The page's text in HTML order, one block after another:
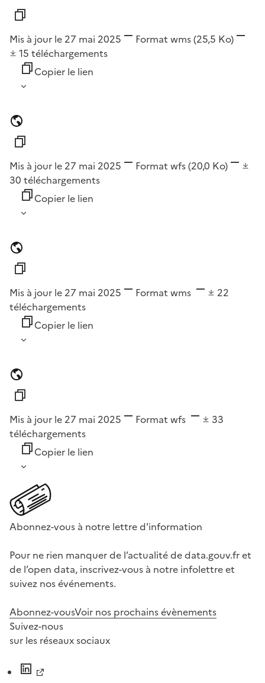
Mis à jour le 27 mai 2025 Format wms(25,5 Ko)
15 téléchargements
Copier le lien
Mis à jour le 27 mai 2025 Format wfs(20,0 Ko)
30 téléchargements
Copier le lien
Mis à jour le 27 mai 2025 Format wms
22
téléchargements
Copier le lien
Mis à jour le 27 mai 2025 Format wfs
33
téléchargements
Copier le lien
Abonnez-vous à notre lettre d'information
Pour ne rien manquer de l’actualité de data.gouv.fr et
de l’open data, inscrivez-vous à notre infolettre et
suivez nos événements.
Abonnez-vousVoir nos prochains évènements
Suivez-nous
sur les réseaux sociaux